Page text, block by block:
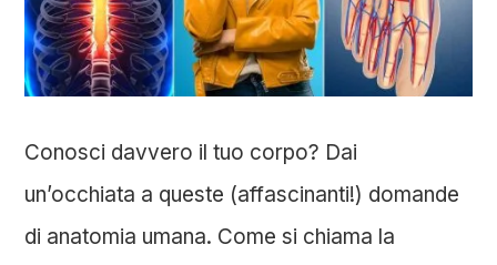
Conosci davvero il tuo corpo? Dai
un’occhiata a queste (affascinanti!) domande
di anatomia umana. Come si chiama la